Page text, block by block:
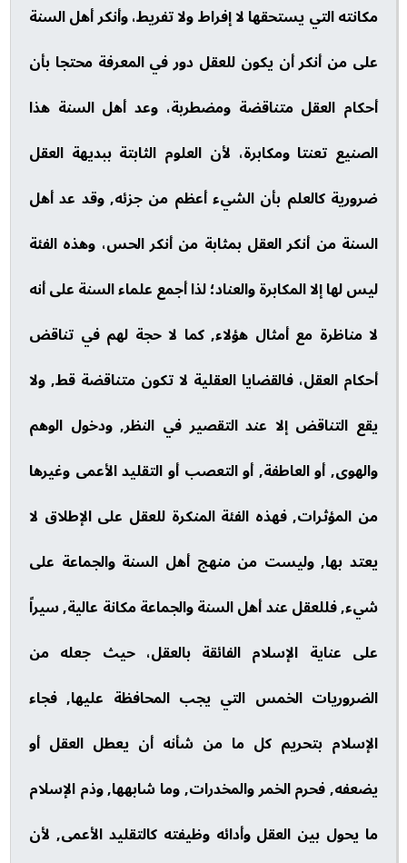
مكانته التي يستحقها لا إفراط ولا تفريط، وأنكر أهل السنة
على من أنكر أن يكون للعقل دور في المعرفة محتجا بأن
أحكام العقل متناقضة ومضطربة، وعد أهل السنة هذا
الصنيع تعنتا ومكابرة، لأن العلوم الثابتة ببديهة العقل
ضرورية كالعلم بأن الشيء أعظم من جزئه, وقد عد أهل
السنة من أنكر العقل بمثابة من أنكر الحس، وهذه الفئة
ليس لها إلا المكابرة والعناد؛ لذا أجمع علماء السنة على أنه
لا مناظرة مع أمثال هؤلاء, كما لا حجة لهم في تناقض
أحكام العقل، فالقضايا العقلية لا تكون متناقضة قط, ولا
يقع التناقض إلا عند التقصير في النظر, ودخول الوهم
والهوى, أو العاطفة, أو التعصب أو التقليد الأعمى وغيرها
من المؤثرات, فهذه الفئة المنكرة للعقل على الإطلاق لا
يعتد بها, وليست من منهج أهل السنة والجماعة على
شيء, فللعقل عند أهل السنة والجماعة مكانة عالية, سيراً
على عناية الإسلام الفائقة بالعقل، حيث جعله من
الضروريات الخمس التي يجب المحافظة عليها, فجاء
الإسلام بتحريم كل ما من شأنه أن يعطل العقل أو
يضعفه, فحرم الخمر والمخدرات, وما شابهها, وذم الإسلام
ما يحول بين العقل وأدائه وظيفته كالتقليد الأعمى, لأن